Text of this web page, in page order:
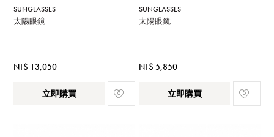
SUNGLASSES
太陽眼鏡
NT$ 13,050
立即購買
SUNGLASSES
太陽眼鏡
NT$ 5,850
立即購買